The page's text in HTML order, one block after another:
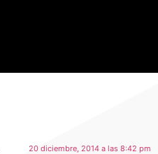
20 diciembre, 2014 a las 8:42 pm